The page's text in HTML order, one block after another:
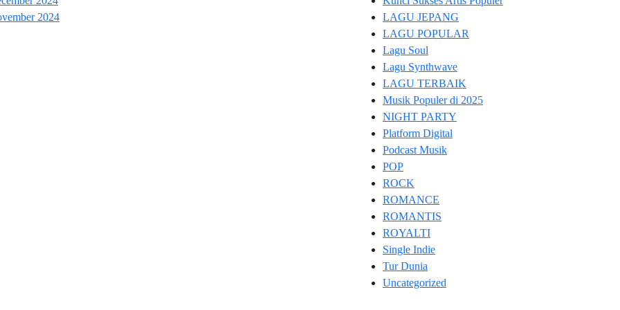
2024
LAGU JEPANG
LAGU POPULAR
Lagu Soul
Lagu Synthwave
LAGU TERBAIK
Musik Populer di 2025
NIGHT PARTY
Platform Digital
Podcast Musik
POP
ROCK
ROMANCE
ROMANTIS
ROYALTI
Single Indie
Tur Dunia
Uncategorized